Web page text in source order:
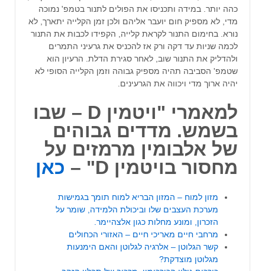
כהה יותר. במידה ותכניסו את הפולים לתנור בטמפ' נמוכה
מדי, לא מספיק חום יועבר אליהם ולכן זמן הקלייה יתארך, לא
נורא. בחימום התנור לקראת קלייה, הקפידו לכבות את התנור
לכמה שניות עד דקה ורק אז להכניס את גרעיני התמרים
ולהדליק את התנור שוב, לאחר סגירת הדלת. הרעיון הוא
שטמפ' הסביבה תהיה מספיק גבוהה וזמן הקלייה הסופי לא
יהיה ארוך מדי ויכווה את הגרעינים.
למאמרי "ויטמין D – שבו
בשמש. מדדים גבוהים
של אלבומין מרמזים על
מחסור בויטמין D" –
כאן
מזון למוח – המזון הבריא למוח תומך בגמישות
מערכת העצבים שלו וביכולת הלמידה, שומר על
הזכרון, ומונע מחלות כגון אלצהיימר.
מרחבי חיים מאריכי חיים – האזורי הכחולים
קשר הגלוטן – אלרגיה לגלוטן והאם הימנעות
מגלוטן מוצדקת?